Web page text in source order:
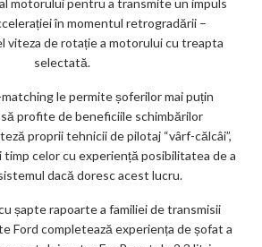
motorului pentru a transmite un impuls
în momentul retrogradării –
viteza de rotație a motorului cu treapta
selectată.
le permite șoferilor mai puțin
profite de beneficiile schimbărilor
proprii tehnicii de pilotaj “vârf-călcâi”,
timp celor cu experiență posibilitatea de a
dacă doresc acest lucru.
șapte rapoarte a familiei de transmisii
Ford completează experiența de șofat a